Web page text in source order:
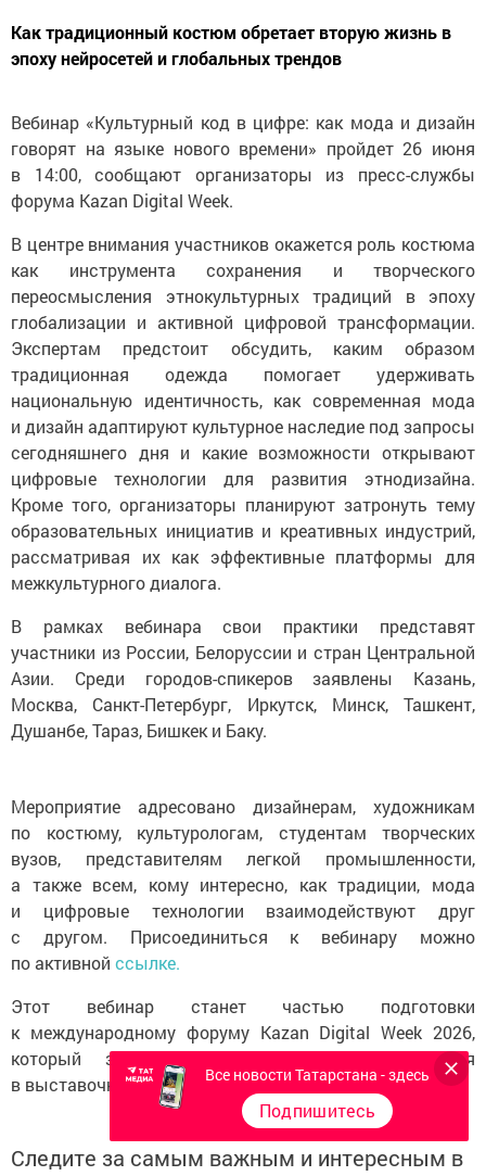
Как традиционный костюм обретает вторую жизнь в
эпоху нейросетей и глобальных трендов
Вебинар «Культурный код в цифре: как мода и дизайн
говорят на языке нового времени» пройдет 26 июня
в 14:00, сообщают организаторы из пресс-службы
форума Kazan Digital Week.
В центре внимания участников окажется роль костюма
как инструмента сохранения и творческого
переосмысления этнокультурных традиций в эпоху
глобализации и активной цифровой трансформации.
Экспертам предстоит обсудить, каким образом
традиционная одежда помогает удерживать
национальную идентичность, как современная мода
и дизайн адаптируют культурное наследие под запросы
сегодняшнего дня и какие возможности открывают
цифровые технологии для развития этнодизайна.
Кроме того, организаторы планируют затронуть тему
образовательных инициатив и креативных индустрий,
рассматривая их как эффективные платформы для
межкультурного диалога.
В рамках вебинара свои практики представят
участники из России, Белоруссии и стран Центральной
Азии. Среди городов-спикеров заявлены Казань,
Москва, Санкт-Петербург, Иркутск, Минск, Ташкент,
Душанбе, Тараз, Бишкек и Баку.
Мероприятие адресовано дизайнерам, художникам
по костюму, культурологам, студентам творческих
вузов, представителям легкой промышленности,
а также всем, кому интересно, как традиции, мода
и цифровые технологии взаимодействуют друг
с другом. Присоединиться к вебинару можно
по активной ссылке.
Этот вебинар станет частью подготовки
к международному форуму Kazan Digital Week 2026,
который запланирован с 29 по 31 октября
в выставочном центре «Казань Экспо».
Следите за самым важным и интересным в
Все новости Татарстана - здесь
Подпишитесь